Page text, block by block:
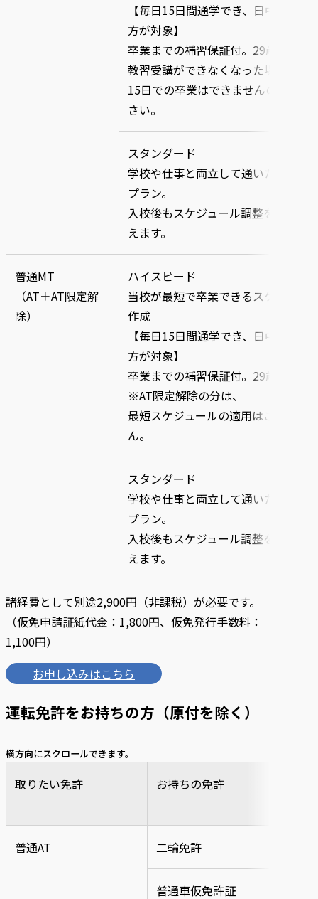
【毎日15日間通学でき、日中来校で
方が対象】
卒業までの補習保証付。29歳まで※
教習受講ができなくなった場合は、
15日での卒業はできませんのでご了
さい。
スタンダード
学校や仕事と両立して通いたい方向
プラン。
入校後もスケジュール調整をしなが
えます。
普通MT
（AT＋AT限定解
除）
ハイスピード
当校が最短で卒業できるスケジュー
作成
【毎日15日間通学でき、日中来校で
方が対象】
卒業までの補習保証付。29歳まで
※AT限定解除の分は、
最短スケジュールの適用はございま
ん。
スタンダード
学校や仕事と両立して通いたい方向
プラン。
入校後もスケジュール調整をしなが
えます。
諸経費として別途2,900円（非課税）が必要です。
（仮免申請証紙代金：1,800円、仮免発行手数料：
1,100円）
お申し込みはこちら
運転免許をお持ちの方（原付を除く）
横方向にスクロールできます。
取りたい免許 お持ちの免許
普通AT 二輪免許
普通車仮免許証